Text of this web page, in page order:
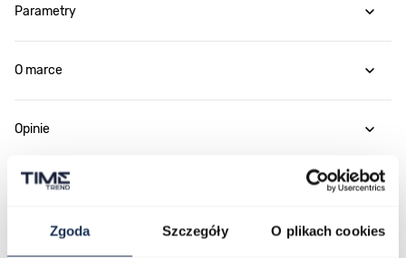
Zgoda Szczegóły O plikach cookies
Parametry
O marce
Opinie
Zapytaj o produkt